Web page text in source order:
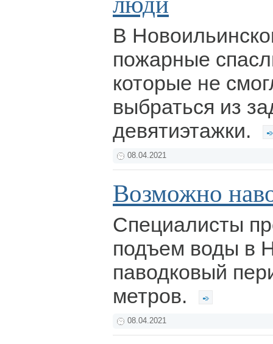
В
пожарные
которые не
выбраться из
девятиэтажки.
08.04.2021
Возможно
Специалисты
подъем воды в
паводковый
метров.
08.04.2021